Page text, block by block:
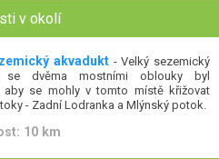
v okolí
akvadukt- Velký sezemický
se dvěma mostními oblouky byl
aby se mohly v tomto místě křižovat
- Zadní Lodranka a Mlýnský potok.
10 km